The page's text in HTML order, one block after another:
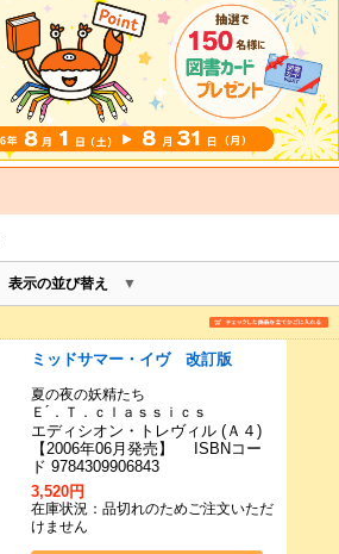
表示の並び替え
ミッドサマー・イヴ 改訂版
夏の夜の妖精たち
Ｅ´．Ｔ．ｃｌａｓｓｉｃｓ
エディシオン・トレヴィル (Ａ４)
【2006年06月発売】 ISBNコー
ド 9784309906843
3,520円
在庫状況：品切れのためご注文いただ
けません